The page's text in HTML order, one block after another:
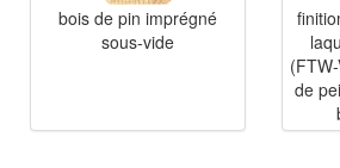
bois de pin imprégné
sous-vide
de